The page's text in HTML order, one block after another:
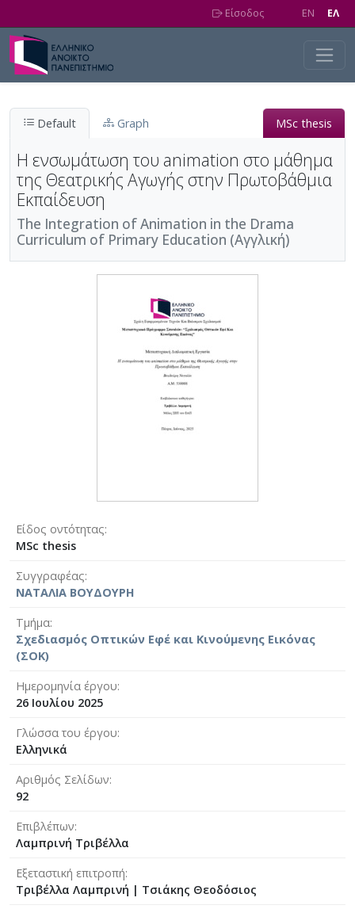
Είσοδος EN EΛ
Default Graph MSc thesis
Η ενσωμάτωση του animation στο μάθημα
της Θεατρικής Αγωγής στην Πρωτοβάθμια
Εκπαίδευση
The Integration of Animation in the Drama
Curriculum of Primary Education (Αγγλική)
Είδος οντότητας
MSc thesis
Συγγραφέας
ΝΑΤΑΛΙΑ ΒΟΥΔΟΥΡΗ
Τμήμα
Σχεδιασμός Οπτικών Εφέ και Κινούμενης Εικόνας
(ΣΟΚ)
Ημερομηνία έργου
26 Ιουλίου 2025
Γλώσσα του έργου
Ελληνικά
Αριθμός Σελίδων
92
Επιβλέπων
Λαμπρινή Τριβέλλα
Εξεταστική επιτροπή
Τριβέλλα Λαμπρινή | Τσιάκης Θεοδόσιος